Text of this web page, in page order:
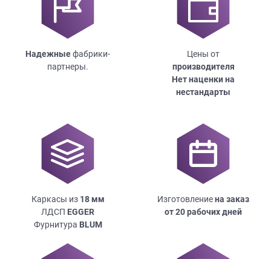
Надежныефабрики-
партнеры.
Цены от
производителя
Нет наценки на
нестандарты
Каркасы из 18мм
ЛДСП EGGER
Фурнитура BLUM
Изготовлениена заказ
от 20 рабочих дней